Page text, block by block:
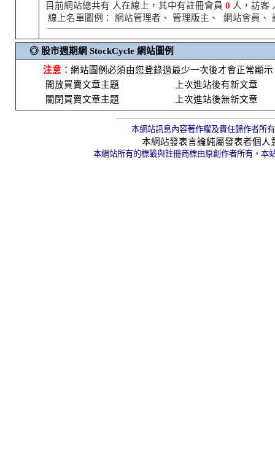
目前網站總共有 人在線上，其中有註冊會員 0 人，訪客
線上名單圖例：
網站管理者、 管理版主、 網站會員、
◎ 股市週期網 StockCycle 網站圖例
注意： 網站圖例必須由您登錄過最少一次後才會正常顯示
開放買賣文章主題
上次進站後有新文章
關閉買賣文章主題
上次進站後無新文章
本網站訊息內容著作權及責任歸作者所
本網站發表言論純屬發表者個人
本網站所有的標籤與註冊商標由原創作者所有，本